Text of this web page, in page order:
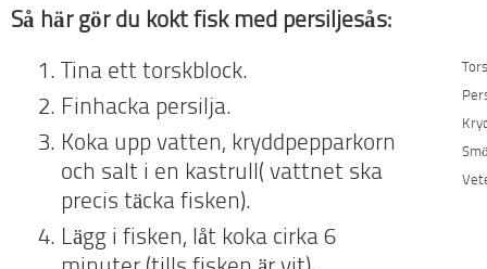
Så här gör du kokt fisk med persiljesås:
Tina ett torskblock.
Finhacka persilja.
Koka upp vatten, kryddpepparkorn
och salt i en kastrull( vattnet ska
precis täcka fisken).
Lägg i fisken, låt koka cirka 6